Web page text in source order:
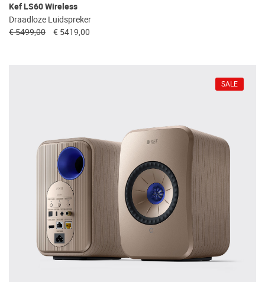
Kef LS60 Wireless
Draadloze Luidspreker
€ 5499,00
€ 5419,00
SALE